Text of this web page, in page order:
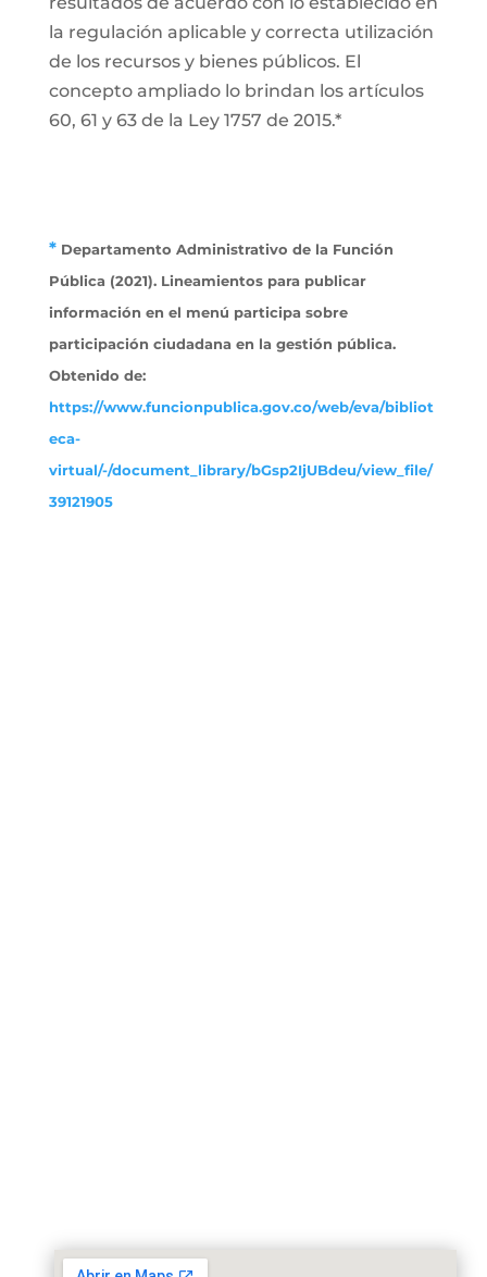
la regulación aplicable y correcta utilización
de los recursos y bienes públicos. El
concepto ampliado lo brindan los artículos
60, 61 y 63 de la Ley 1757 de 2015.*
*Departamento Administrativo de la Función
Pública (2021). Lineamientos para publicar
información en el menú participa sobre
participación ciudadana en la gestión pública.
Obtenido de:
https://www.funcionpublica.gov.co/web/eva/bibliot
eca-
virtual/-/document_library/bGsp2IjUBdeu/view_file/
39121905